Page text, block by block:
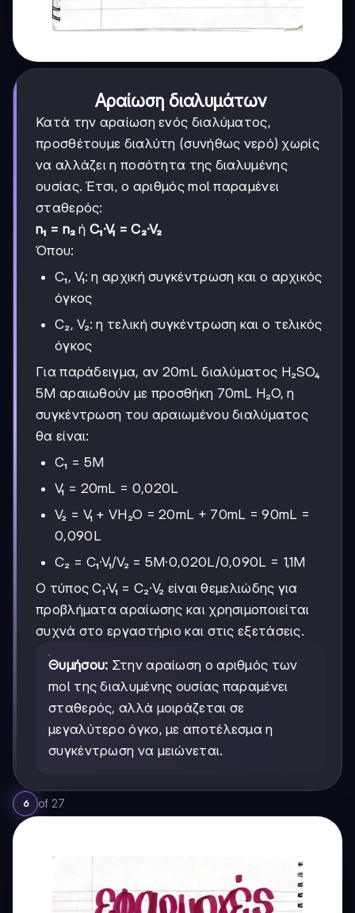
Αραίωση διαλυμάτων
Κατά την αραίωση ενός διαλύματος,
προσθέτουμε διαλύτη (συνήθως νερό) χωρίς
να αλλάζει η ποσότητα της διαλυμένης
ουσίας. Έτσι, ο αριθμός mol παραμένει
σταθερός:
n₁ = n₂ ήC₁·V₁ = C₂·V₂
Όπου:
C₁, V₁: η αρχική συγκέντρωση και ο αρχικός
όγκος
C₂, V₂: η τελική συγκέντρωση και ο τελικός
όγκος
Για παράδειγμα, αν 20mL διαλύματος H₂SO₄
5M αραιωθούν με προσθήκη 70mL H₂O, η
συγκέντρωση του αραιωμένου διαλύματος
θα είναι:
C₁ = 5M
V₁ = 20mL = 0,020L
V₂ = V₁ + VH₂O = 20mL + 70mL = 90mL =
0,090L
C₂ = C₁·V₁/V₂ = 5M·0,020L/0,090L = 1,1M
Ο τύπος C₁·V₁ = C₂·V₂ είναι θεμελιώδης για
προβλήματα αραίωσης και χρησιμοποιείται
συχνά στο εργαστήριο και στις εξετάσεις.
Θυμήσου: Στην αραίωση ο αριθμός των
mol της διαλυμένης ουσίας παραμένει
σταθερός, αλλά μοιράζεται σε
μεγαλύτερο όγκο, με αποτέλεσμα η
συγκέντρωση να μειώνεται.
6 of 27